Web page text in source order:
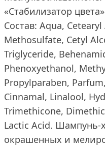
«Стабилизатор
Состав: Aqua,
Methosulfate, Cetyl
Triglyceride,
Phenoxyethanol,
Propylparaben,
Cinnamal, Linalool,
Trimethicone,
Lactic Acid. Шампунь-
окрашенных и